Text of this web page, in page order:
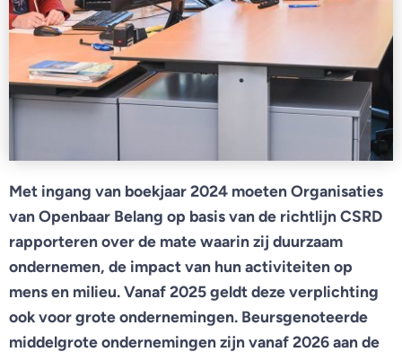
Met ingang van boekjaar 2024 moeten Organisaties
van Openbaar Belang op basis van de richtlijn CSRD
rapporteren over de mate waarin zij duurzaam
ondernemen, de impact van hun activiteiten op
mens en milieu. Vanaf 2025 geldt deze verplichting
ook voor grote ondernemingen. Beursgenoteerde
middelgrote ondernemingen zijn vanaf 2026 aan de